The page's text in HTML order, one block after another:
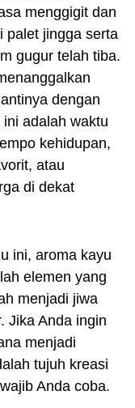
menggigit dan
palet jingga serta
gugur telah tiba.
dengan
adalah waktu
kehidupan,
atau
di dekat
ini, aroma kayu
elemen yang
menjadi jiwa
Jika Anda ingin
menjadi
tujuh kreasi
Anda coba.